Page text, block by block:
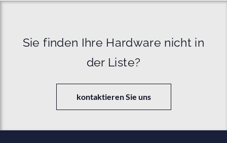
Sie finden Ihre Hardware nicht in
der Liste?
kontaktieren Sie uns